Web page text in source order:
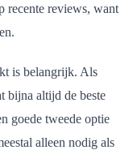
recente reviews, want
is belangrijk. Als
bijna altijd de beste
goede tweede optie
alleen nodig als